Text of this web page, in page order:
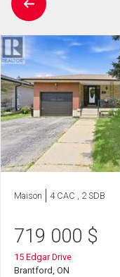
Maison 4 CAC , 2 SDB
719 000 $
15 Edgar Drive
Brantford, ON